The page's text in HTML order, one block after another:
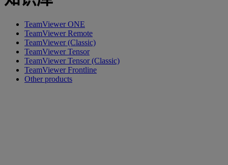
TeamViewer ONE
TeamViewer Remote
TeamViewer (Classic)
TeamViewer Tensor
TeamViewer Tensor (Classic)
TeamViewer Frontline
Other products